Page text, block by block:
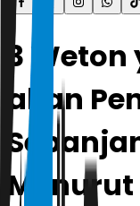
3
akan